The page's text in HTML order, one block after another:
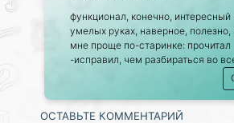
функционал, конечно, интересный
умелых руках, наверное, полезно,
мне проще по-старинке: прочитал
-исправил, чем разбираться во
ОСТАВЬТЕ КОММЕНТАРИЙ